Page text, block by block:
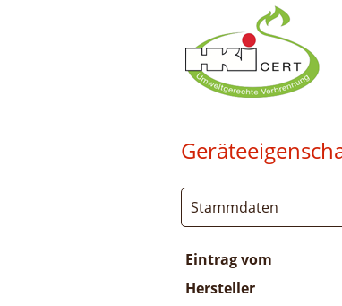
Stammdaten
Eintrag vom
Hersteller